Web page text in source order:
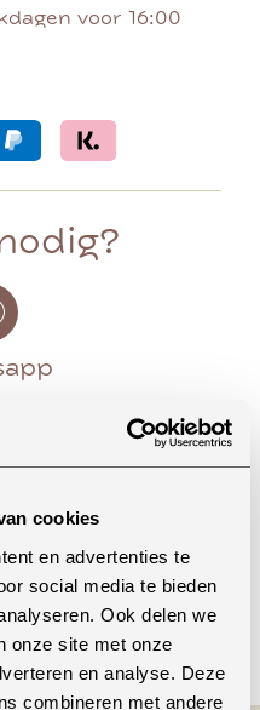
cookies
en advertenties te
social media te bieden
Ook delen we
onze site met onze
en analyse. Deze
combineren met andere
voor 16:00